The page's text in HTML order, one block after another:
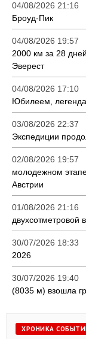
04/08/2026 21:16
Броуд-Пик
04/08/2026 19:57
2000 км за 28
Эверест
04/08/2026 17:10
Юбилеем,
03/08/2026 22:37
Экспедиции
02/08/2026 19:57
молодежном
Австрии
01/08/2026 21:16
двухсотметровой
30/07/2026 18:33
2026
30/07/2026 19:40
(8035 м) взошла
ХРОНИКА